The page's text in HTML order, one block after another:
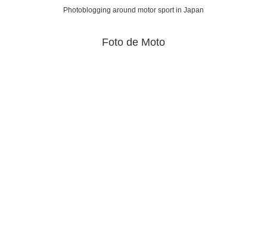
Photoblogging around motor sport in Japan
Foto de Moto